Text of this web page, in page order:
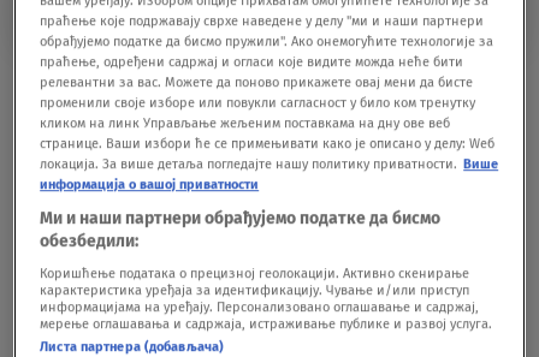
"Izašao bih sa Jokićem da sam...": Legenda
"odlepila" za Nikolom, zbog ovoga mu se
Srbin posebno dopada
KOŠARKA16.05.25.
VIDEO Reči legende koje su nasmejale
mnoge: "Jokić je moj davno izgubljeni brat
KOŠARKA01.06.23.
праћење које подржавају сврхе наведене у делу "ми и наши партнери
обрађујемо податке да бисмо пружили". Ако онемогућите технологије за
праћење, одређени садржај и огласи које видите можда неће бити
релевантни за вас. Можете да поново прикажете овај мени да бисте
променили своје изборе или повукли сагласност у било ком тренутку
кликом на линк Управљање жељеним поставкама на дну ове веб
странице. Ваши избори ће се примењивати како је описано у делу: Wеб
локација. За више детаља погледајте нашу политику приватности. Више
информација о вашој приватности
Ми и наши партнери обрађујемо податке да бисмо
обезбедили:
Коришћење података о прецизној геолокацији. Активно скенирање
карактеристика уређаја за идентификацију. Чување и/или приступ
информацијама на уређају. Персонализовано оглашавање и садржај,
мерење оглашавања и садржаја, истраживање публике и развој услуга.
Листа партнера (добављача)